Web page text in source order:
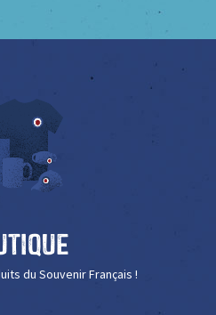
du Souvenir Français !